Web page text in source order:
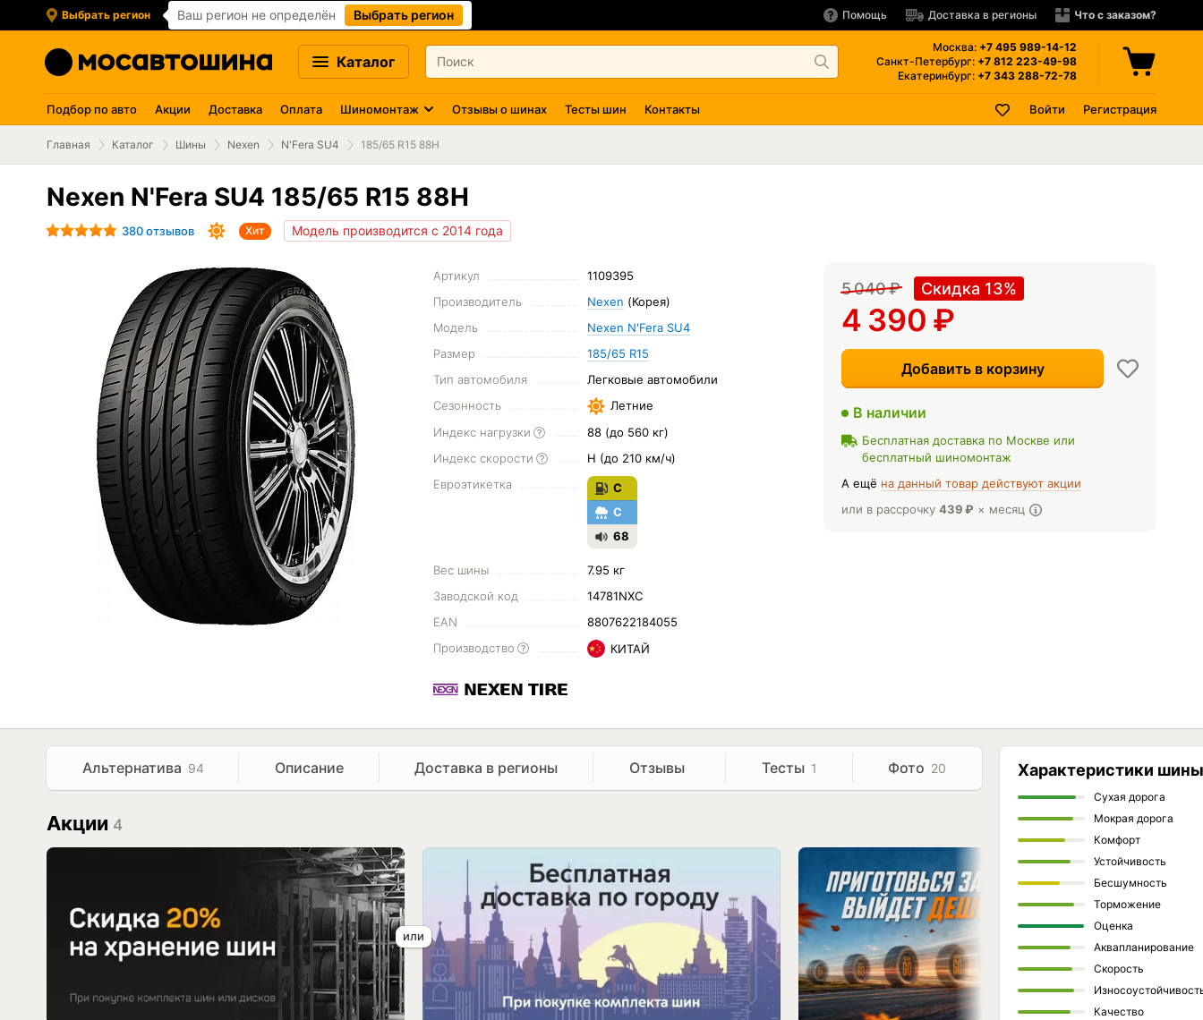
Выбрать регион Ваш регион не определён Выбрать регион Помощь Доставка в регионы Что с заказом?
Каталог
Москва: +7 495 989-14-12
Санкт-Петербург: +7 812 223-49-98
Екатеринбург: +7 343 288-72-78
Подбор по авто Акции Доставка Оплата Шиномонтаж Отзывы о шинах Тесты шин Контакты Войти Регистрация
Главная Каталог Шины Nexen N'Fera SU4 185/65 R15 88H
Nexen N'Fera SU4 185/65 R15 88H
380 отзывов Хит Модель производится с 2014 года
Артикул
1109395
Производитель
Nexen (Корея)
Модель
Nexen N'Fera SU4
Размер
185/65 R15
Тип автомобиля
Легковые автомобили
Сезонность
Летние
Индекс нагрузки
88 (до 560 кг)
Индекс скорости
H (до 210 км/ч)
Евроэтикетка
C
C
68
Вес шины
7.95 кг
Заводской код
14781NXC
EAN
8807622184055
Производство
КИТАЙ
5 040₽ Скидка 13%
4 390 ₽
Добавить в корзину
В наличии
Бесплатная доставка по Москве или
бесплатный шиномонтаж
А ещё на данный товар действуют акции
или в рассрочку 439₽ × месяц
Альтернатива 94 Описание Доставка в регионы Отзывы Тесты 1 Фото 20
Акции 4
Характеристики шины
Сухая дорога
Мокрая дорога
Комфорт
Устойчивость
Бесшумность
Торможение
Оценка
Аквапланирование
Скорость
Качество